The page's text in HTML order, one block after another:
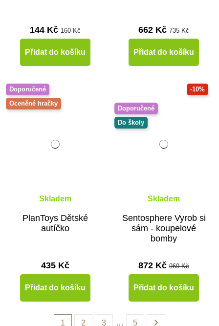
144 Kč 160 Kč
Přidat do košíku
662 Kč 735 Kč
Přidat do košíku
Doporučené
Oceněné hračky
Skladem
PlanToys Dětské
autíčko
435 Kč
Přidat do košíku
-10%
Doporučené
Do školy
Skladem
Sentosphere Vyrob si
sám - koupelové
bomby
872 Kč 969 Kč
Přidat do košíku
1 2 3 … 5